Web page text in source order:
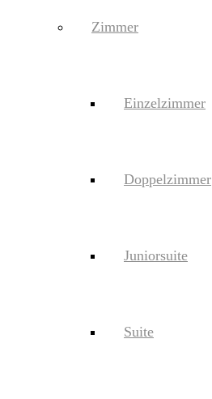
Zimmer
Einzelzimmer
Doppelzimmer
Juniorsuite
Suite